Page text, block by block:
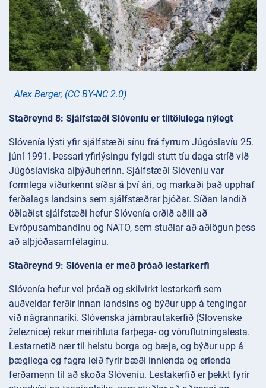
Alex Berger, (CC BY-NC 2.0)
Staðreynd 8: Sjálfstæði Slóveníu er tiltölulega nýlegt
Slóvenía lýsti yfir sjálfstæði sínu frá fyrrum Júgóslavíu 25.
júní 1991. Þessari yfirlýsingu fylgdi stutt tíu daga stríð við
Júgóslavíska alþýðuherinn. Sjálfstæði Slóveníu var
formlega viðurkennt síðar á því ári, og markaði það upphaf
ferðalags landsins sem sjálfstæðrar þjóðar. Síðan landið
öðlaðist sjálfstæði hefur Slóvenía orðið aðili að
Evrópusambandinu og NATO, sem stuðlar að aðlögun þess
að alþjóðasamfélaginu.
Staðreynd 9: Slóvenía er með þróað lestarkerfi
Slóvenía hefur vel þróað og skilvirkt lestarkerfi sem
auðveldar ferðir innan landsins og býður upp á tengingar
við nágrannaríki. Slóvenska járnbrautakerfið (Slovenske
železnice) rekur meirihluta farþega- og vöruflutningalesta.
Lestarnetið nær til helstu borga og bæja, og býður upp á
þægilega og fagra leið fyrir bæði innlenda og erlenda
ferðamenn til að skoða Slóveníu. Lestakerfið er þekkt fyrir